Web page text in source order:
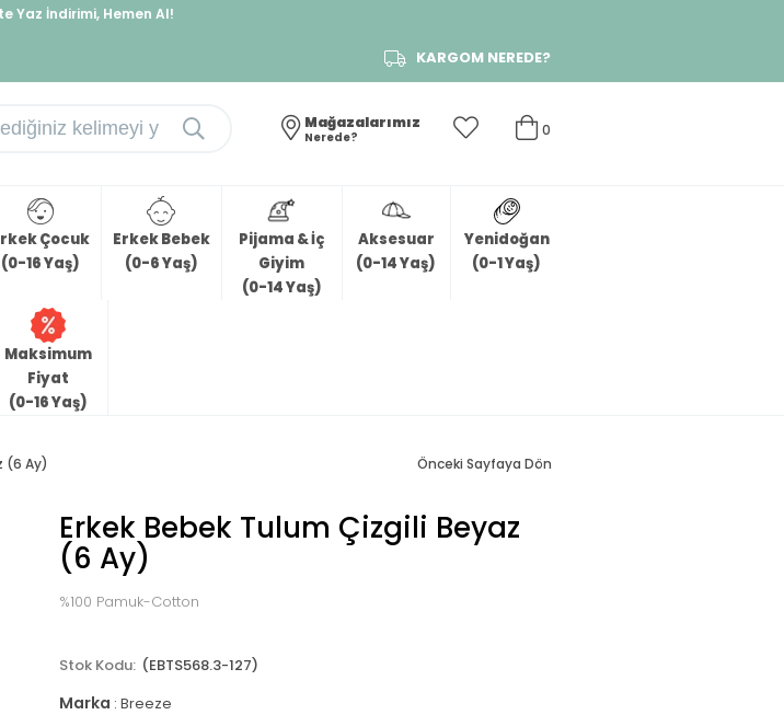
Yaz İndirimi, Hemen Al!
KARGOM NEREDE?
0
Mağazalarımız
Nerede?
Çocuk
(0-16 Yaş)
Erkek Bebek
(0-6 Yaş)
Pijama & İç
Giyim
(0-14 Yaş)
Aksesuar
(0-14 Yaş)
Yenidoğan
(0-1 Yaş)
Maksimum
Fiyat
(0-16 Yaş)
(6 Ay) Önceki Sayfaya Dön
Erkek Bebek Tulum Çizgili Beyaz
(6 Ay)
%100 Pamuk-Cotton
(EBTS568.3-127)
Marka : Breeze